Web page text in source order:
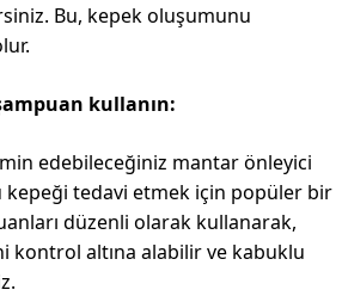
Bu, kepek oluşumunu
kullanın:
edebileceğiniz mantar önleyici
tedavi etmek için popüler bir
düzenli olarak kullanarak,
kontrol altına alabilir ve kabuklu